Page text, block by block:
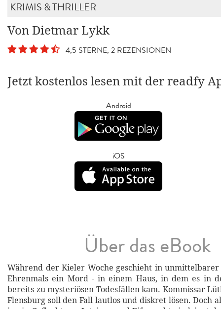
KRIMIS & THRILLER
Von Dietmar Lykk
4,5 STERNE, 2 REZENSIONEN
Jetzt kostenlos lesen mit der readfy
Android
iOS
Über das eBook
Während der Kieler Woche geschieht in unmittelbarer
Ehrenmals ein Mord - in einem Haus, in dem es in
bereits zu mysteriösen Todesfällen kam. Kommissar
Flensburg soll den Fall lautlos und diskret lösen. Doch